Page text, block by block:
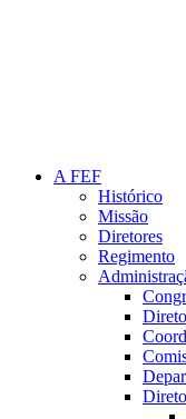
A FEF
Histórico
Missão
Diretores
Regimento